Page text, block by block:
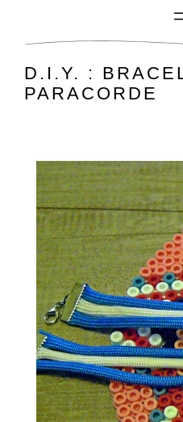
D.I.Y. :
PARACORDE